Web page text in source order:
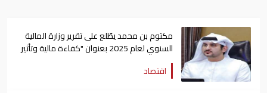
مكتوم بن محمد يطّلع على تقرير وزارة المالية
السنوي لعام 2025 بعنوان "كفاءة مالية وتأثير
عالمي"
اقتصاد